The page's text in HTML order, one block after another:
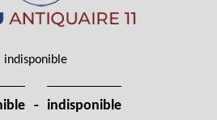
indisponible
- indisponible